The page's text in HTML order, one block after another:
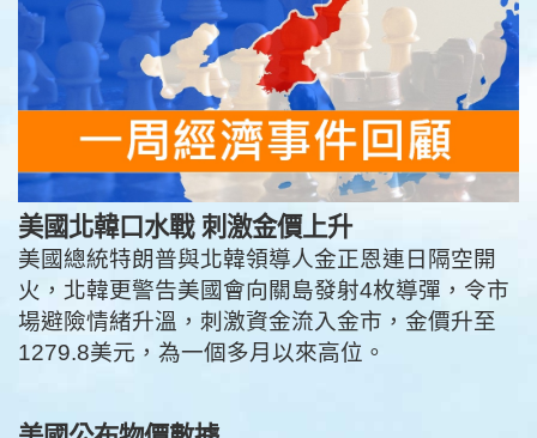
美國北韓口水戰 刺激金價上升
美國總統特朗普與北韓領導人金正恩連日隔空開
火，北韓更警告美國會向關島發射4枚導彈，令市
場避險情緒升溫，刺激資金流入金市，金價升至
1279.8美元，為一個多月以來高位。